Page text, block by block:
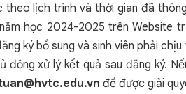
lịch trình và thời gian đã
học 2024-2025 trên Website
ký bổ sung và sinh viên phải
động xử lý kết quả sau đăng ký.
để được giải